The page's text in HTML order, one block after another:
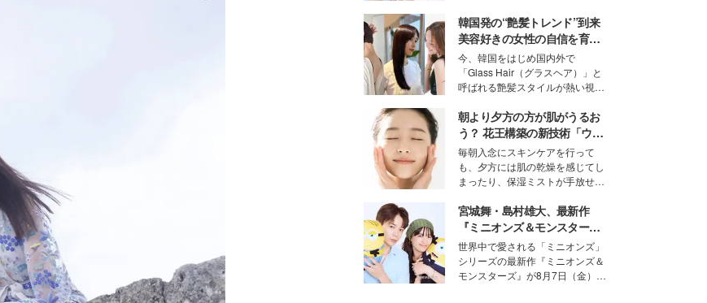
モデル・愛甲ひかりさんと橋下美
好さんを迎えて本音で女子会トー
ク。猛暑のお出かけを快適に過ご
すヒントや、2人が感動した夏の
生理の新常識にも迫りました。
韓国発の“艶髪トレンド”到来
美容好きの女性の自信を育む
「ヘアケア事情」って？
今、韓国をはじめ国内外で
「Glass Hair（グラスヘア）」と
呼ばれる艶髪スタイルが熱い視線
ションの完成度を高めるベースと
して、“髪そのものの美しさ”に改
めて注目する人が増えている様
子。今回は、そんな憧れの艶やか
な髪を日常で叶える、美容好きの
女性たちのヘアケア事情を紹介し
ます。
朝より夕方の方が肌がうるお
う？ 花王構築の新技術「ウォ
ーターキャプチャリングスキ
ン（捕水肌）」がスキンケア
の常識を変える予感
毎朝入念にスキンケアを行って
も、夕方には肌の乾燥を感じてし
まったり、保湿ミストが手放せな
な美容の常識を大きく変える可能
性を秘めた、革新的な「Water
Capturing Skin（ウォーターキャ
プチャリングスキン：捕水肌）」
技術を、花王が構築した。
宮城舞・島村雄大、最新作
『ミニオンズ＆モンスター
ズ』の魅力熱弁 ハチャメチャ
だけじゃない“友情と絆”に感
動
世界中で愛される「ミニオンズ」
シリーズの最新作『ミニオンズ＆
モンスターズ』が8月7日（金）に